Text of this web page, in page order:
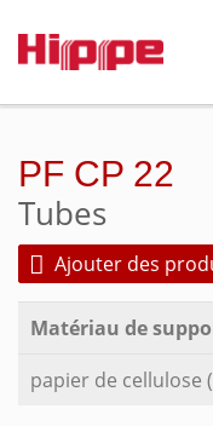
PF CP 22
Tubes
Ajouter des
Matériau de
papier de cellulose